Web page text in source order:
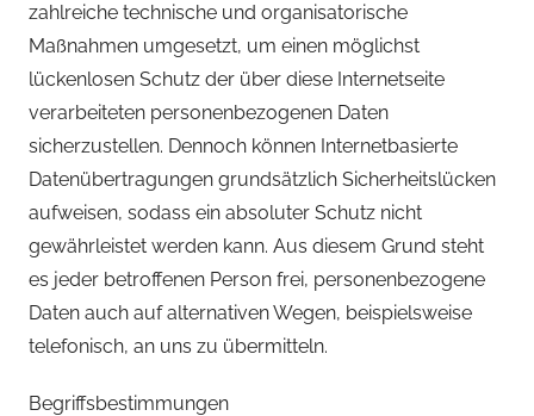
zahlreiche technische und organisatorische
Maßnahmen umgesetzt, um einen möglichst
lückenlosen Schutz der über diese Internetseite
verarbeiteten personenbezogenen Daten
sicherzustellen. Dennoch können Internetbasierte
Datenübertragungen grundsätzlich Sicherheitslücken
aufweisen, sodass ein absoluter Schutz nicht
gewährleistet werden kann. Aus diesem Grund steht
es jeder betroffenen Person frei, personenbezogene
Daten auch auf alternativen Wegen, beispielsweise
telefonisch, an uns zu übermitteln.
Begriffsbestimmungen